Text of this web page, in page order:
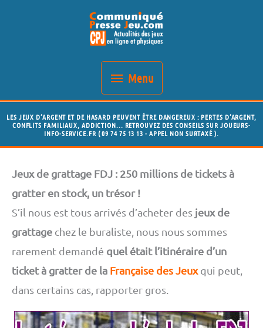
Menu
Menu
LES JEUX D’ARGENT ET DE HASARD PEUVENT ÊTRE DANGEREUX : PERTES D’ARGENT,
CONFLITS FAMILIAUX, ADDICTION... RETROUVEZ DES CONSEILS SUR JOUEURS-
INFO-SERVICE.FR ( 09 74 75 13 13 - APPEL NON SURTAXÉ ).
Jeux de grattage FDJ : 250 millions de tickets à
gratter en stock, un trésor !
S’il nous est tous arrivés d’acheter des jeux de
grattage chez le buraliste, nous nous sommes
rarement demandé quel était l’itinéraire d’un
ticket à gratter de la Française des Jeuxqui peut,
dans certains cas, rapporter gros.